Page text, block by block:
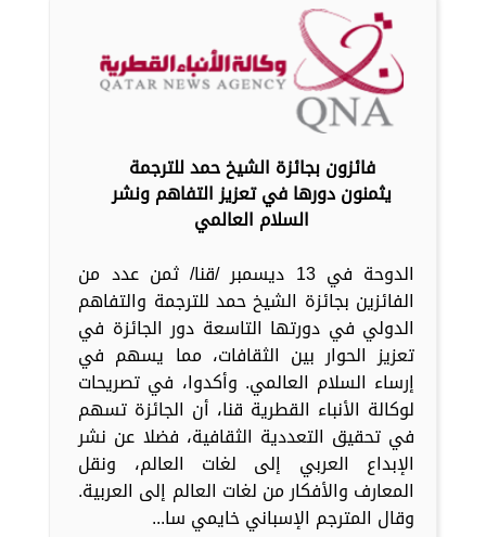
فائزون بجائزة الشيخ حمد للترجمة
يثمنون دورها في تعزيز التفاهم ونشر
السلام العالمي
الدوحة في 13 ديسمبر /قنا/ ثمن عدد من
الفائزين بجائزة الشيخ حمد للترجمة والتفاهم
الدولي في دورتها التاسعة دور الجائزة في
تعزيز الحوار بين الثقافات، مما يسهم في
إرساء السلام العالمي. وأكدوا، في تصريحات
لوكالة الأنباء القطرية قنا، أن الجائزة تسهم
في تحقيق التعددية الثقافية، فضلا عن نشر
الإبداع العربي إلى لغات العالم، ونقل
المعارف والأفكار من لغات العالم إلى العربية.
وقال المترجم الإسباني خايمي سا...